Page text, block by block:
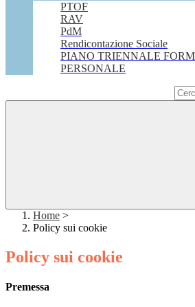
PTOF
RAV
PdM
Rendicontazione Sociale
PIANO TRIENNALE
PERSONALE
Home >
Policy sui cookie
Policy sui cookie
Premessa